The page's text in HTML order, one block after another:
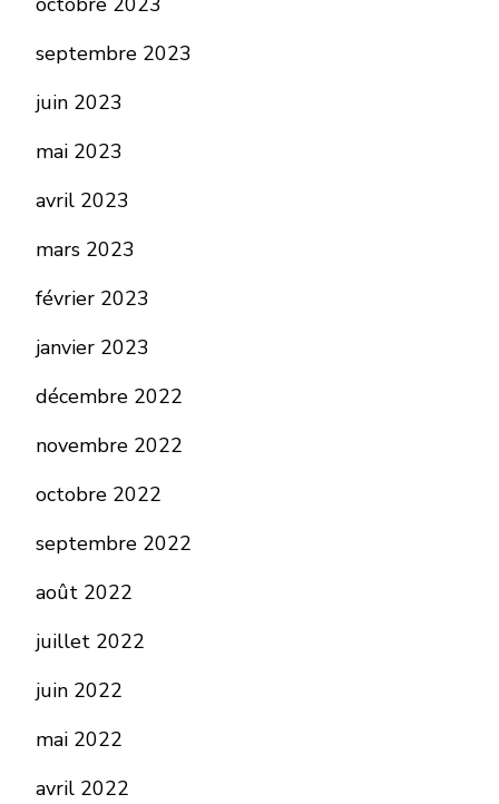
septembre 2023
juin 2023
mai 2023
avril 2023
mars 2023
février 2023
janvier 2023
décembre 2022
novembre 2022
octobre 2022
septembre 2022
août 2022
juillet 2022
juin 2022
mai 2022
avril 2022